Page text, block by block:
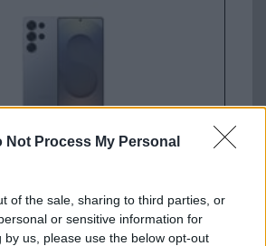
Not Process My Personal
of the sale, sharing to third parties, or
or sensitive information for
by us, please use the below opt-out